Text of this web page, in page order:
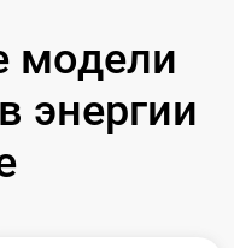
модели
энергии